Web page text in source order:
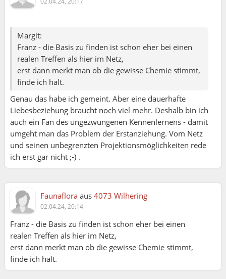
Margit:
Franz - die Basis zu finden ist schon eher bei einen
realen Treffen als hier im Netz,
erst dann merkt man ob die gewisse Chemie stimmt,
finde ich halt.
Genau das habe ich gemeint. Aber eine dauerhafte
Liebesbeziehung braucht noch viel mehr. Deshalb bin ich
auch ein Fan des ungezwungenen Kennenlernens - damit
umgeht man das Problem der Erstanziehung. Vom Netz
und seinen unbegrenzten Projektionsmöglichkeiten rede
ich erst gar nicht ;-) .
Faunaflora aus 4073 Wilhering
02.04.24, 20:14
Franz - die Basis zu finden ist schon eher bei einen
realen Treffen als hier im Netz,
erst dann merkt man ob die gewisse Chemie stimmt,
finde ich halt.